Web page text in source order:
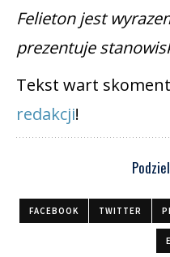
Felieton jest
prezentuje
Tekst wart
redakcji!
FACEBOOK TWITTER